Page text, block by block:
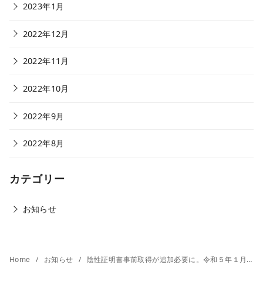
2023年1月
2022年12月
2022年11月
2022年10月
2022年9月
2022年8月
カテゴリー
お知らせ
Home お知らせ 陰性証明書事前取得が追加必要に。令和５年１月８日以降、中国（香港・マカオ（1/12から対象に変更決定）を除く）から 日本へ入国される方